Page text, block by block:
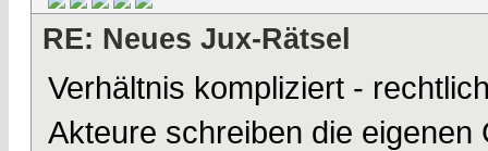
RE: Neues Jux-Rätsel
Verhältnis kompliziert -
Akteure schreiben die